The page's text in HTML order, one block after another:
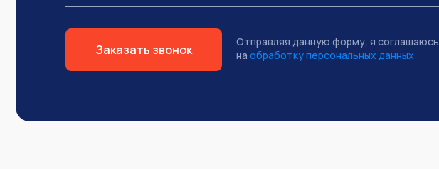
Заказать звонок
Отправляя данную форму, я соглашаюсь
на обработку персональных данных